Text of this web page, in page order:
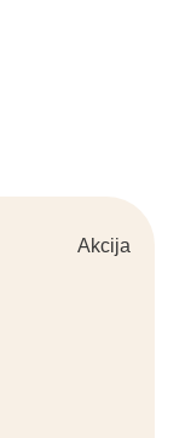
Akcija